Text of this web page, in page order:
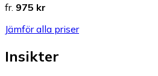
fr. 975 kr
Jämför alla priser
Insikter